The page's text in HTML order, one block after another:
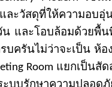
ละวัสดุที่ให้ความอบอุ่
และโอบล้อมด้วยพื้น
บครันไม่ว่าจะเป็น ห้อ
Room แยกเป็นสัด